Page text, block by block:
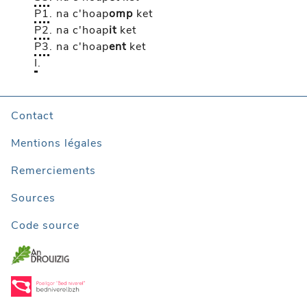
P1. na c'hoapomp ket
P2. na c'hoapit ket
P3. na c'hoapent ket
I.
Contact
Mentions légales
Remerciements
Sources
Code source